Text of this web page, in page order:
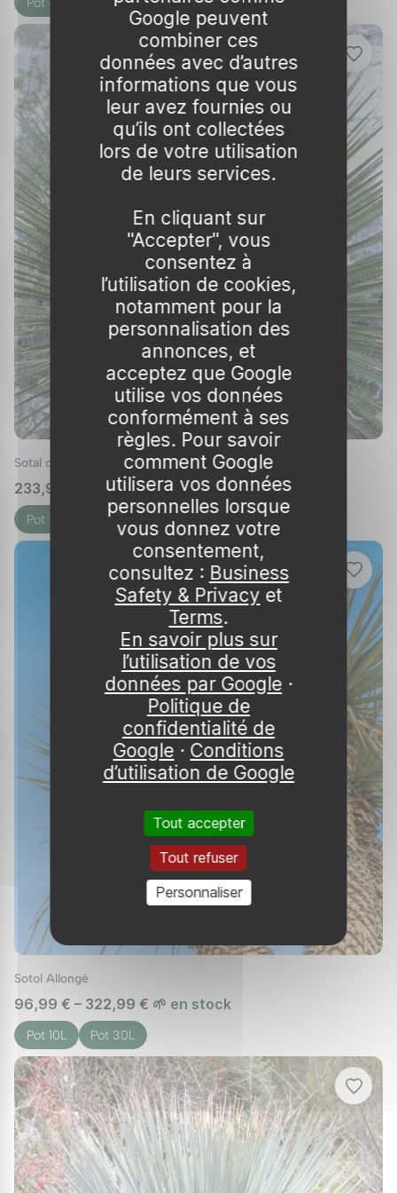
ressource limitée. De plus, son entretien
minimal permet aux jardiniers de profiter d'une
plante magnifique sans y consacrer beaucoup
de temps.
Le Dasylirion est une plante exceptionnelle qui
combine esthétisme et robustesse. Que vous
soyez un jardinier expérimenté ou débutant,
cette plante saura vous séduire par sa facilité
de culture et son impact visuel.
Sotal de parry
233,99 € 🌱 en stock
Pot 20-30 L Hauteur 8…
Sotol Allongé
96,99 € – 322,99 € 🌱 en stock
Pot 10L Pot 30L
Google peuvent
combiner ces
données avec d’autres
informations que vous
leur avez fournies ou
qu’ils ont collectées
lors de votre utilisation
de leurs services.
En cliquant sur
"Accepter", vous
consentez à
l’utilisation de cookies,
notamment pour la
personnalisation des
annonces, et
acceptez que Google
utilise vos données
conformément à ses
règles. Pour savoir
comment Google
utilisera vos données
personnelles lorsque
vous donnez votre
consentement,
consultez : Business
Safety & Privacy et
Terms.
En savoir plus sur
l’utilisation de vos
données par Google ·
Politique de
confidentialité de
Google · Conditions
d’utilisation de Google
Tout accepter
Tout refuser
Personnaliser